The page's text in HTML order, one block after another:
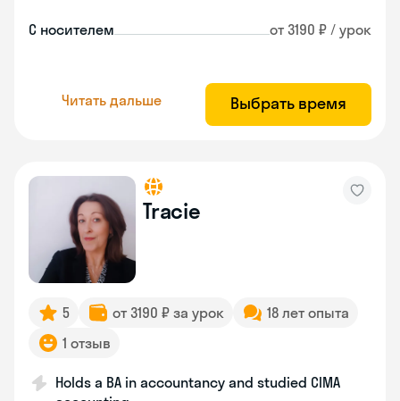
С носителем от 3190 ₽ / урок
Читать дальше Выбрать время
Tracie
5 от 3190 ₽ за урок
18 лет опыта
1 отзыв
Holds a BA in accountancy and studied CIMA